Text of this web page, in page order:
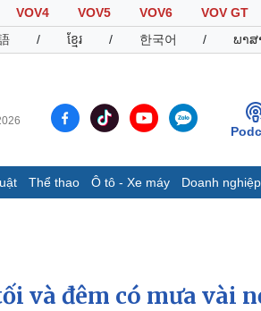
VOV4 VOV5 VOV6
VOV GT
/ ខ្មែរ / 한국어 / ພາສ
Thể thao Ô tô - Xe máy Doanh nghiệp
Infographic
và đêm có mưa vài